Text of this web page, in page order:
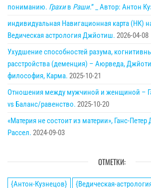
пониманию. Грахив Раши.” _ Автор: Антон
индивидуальная Навигационная карта (НК)
Ведическая астрология Джйотиш. 2026-04-08
Ухудшение способностей разума,
расстройства (деменция) – Аюрведа,
философия, Карма. 2025-10-21
Отношения между мужчиной и женщиной –
vs Баланс/равенство. 2025-10-20
«Материя не состоит из материи», Ганс-
Рассел. 2024-09-03
ОТМЕТКИ:
{Антон-Кузнецов}
{Ведическая-